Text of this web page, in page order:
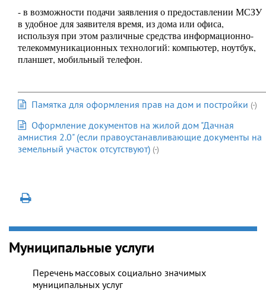
- в возможности подачи заявления о предоставлении МСЗУ
в удобное для заявителя время, из дома или офиса,
используя при этом различные средства информационно-
телекоммуникационных технологий: компьютер, ноутбук,
планшет, мобильный телефон.
Памятка для оформления прав на дом и постройки (-)
Оформление документов на жилой дом "Дачная
амнистия 2.0" (если правоустанавливающие документы на
земельный участок отсутствуют) (-)
Муниципальные услуги
Перечень массовых социально значимых
муниципальных услуг